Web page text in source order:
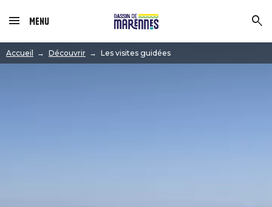
Menu
Accueil Découvrir Les visites guidées